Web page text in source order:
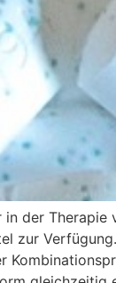
der
zur